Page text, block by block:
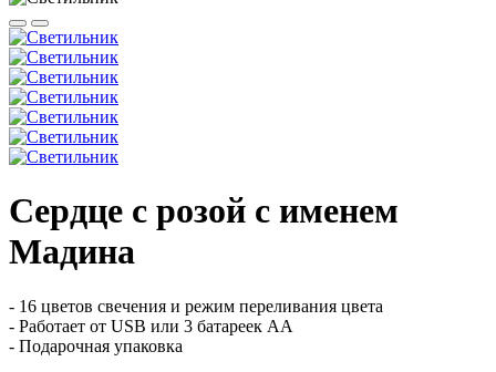
Сердце с розой с именем
Мадина
- 16 цветов свечения и режим переливания цвета
- Работает от USB или 3 батареек АА
- Подарочная упаковка